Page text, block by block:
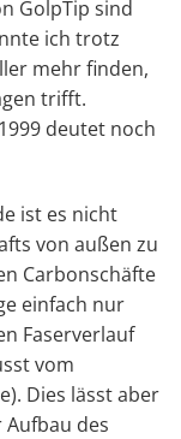
GolpTip sind
ich trotz
mehr finden,
trifft.
deutet noch
ist es nicht
von außen zu
Carbonschäfte
einfach nur
Faserverlauf
vom
Dies lässt aber
Aufbau des